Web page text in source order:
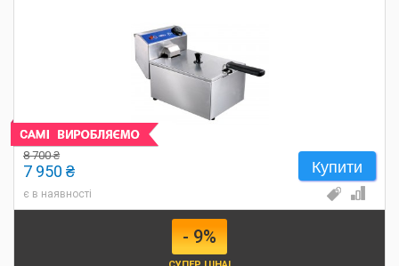
Купити
8 700 ₴
7 950 ₴
є в наявності
- 9%